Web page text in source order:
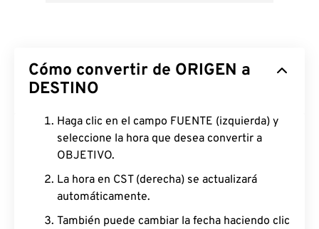
Cómo convertir de ORIGEN a
DESTINO
Haga clic en el campo FUENTE (izquierda) y
seleccione la hora que desea convertir a
OBJETIVO.
La hora en CST (derecha) se actualizará
automáticamente.
También puede cambiar la fecha haciendo clic